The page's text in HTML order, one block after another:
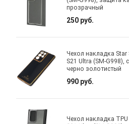
прозрачный
250 руб.
Чехол накладка Star
S21 Ultra (SM-G998),
черно золотистый
990 руб.
Чехол накладка TPU